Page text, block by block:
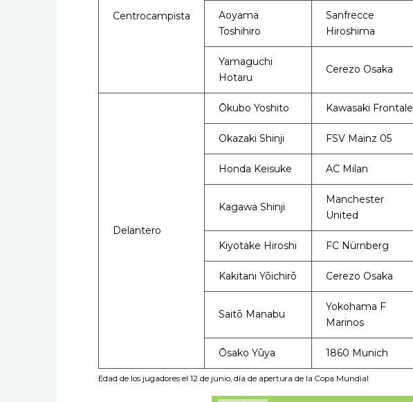
Centrocampista
Aoyama
Toshihiro
Sanfrecce
Hiroshima
Yamaguchi
Hotaru
Cerezo Osaka
Delantero
Ōkubo Yoshito Kawasaki Frontale
Okazaki Shinji FSV Mainz 05
Honda Keisuke AC Milan
Kagawa Shinji
Manchester
United
Kiyotake Hiroshi FC Nürnberg
Kakitani Yōichirō Cerezo Osaka
Saitō Manabu
Yokohama F
Marinos
Ōsako Yūya 1860 Munich
Edad de los jugadores el 12 de junio, día de apertura de la Copa Mundial